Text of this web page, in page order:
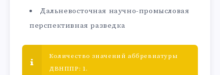
Дальневосточная научно-промысловая
перспективная разведка
Количество значений аббревиатуры
ДВНППР: 1.